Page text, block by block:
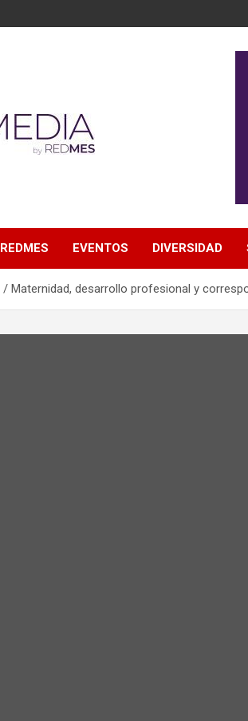
REDMES EVENTOS DIVERSIDAD
Maternidad, desarrollo profesional y